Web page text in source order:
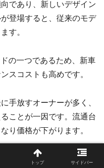
であり、新しいデザイン
登場すると、従来のモデ
す。
の一つであるため、新車
スコストも高めです。
手放すオーナーが多く、
ことが一因です。流通台
り価格が下がります。
であるため、使用に伴う
トップ サイドバー